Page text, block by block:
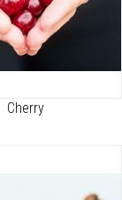
Cherry